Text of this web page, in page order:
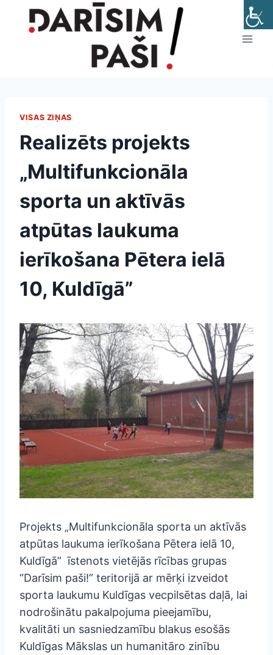
VISAS ZIŅAS
Realizēts projekts
„Multifunkcionāla
sporta un aktīvās
atpūtas laukuma
ierīkošana Pētera ielā
10, Kuldīgā”
Projekts „Multifunkcionāla sporta un aktīvās
atpūtas laukuma ierīkošana Pētera ielā 10,
Kuldīgā” īstenots vietējās rīcības grupas
“Darīsim paši!” teritorijā ar mērķi izveidot
sporta laukumu Kuldīgas vecpilsētas daļā, lai
nodrošinātu pakalpojuma pieejamību,
kvalitāti un sasniedzamību blakus esošās
Kuldīgas Mākslas un humanitāro zinību